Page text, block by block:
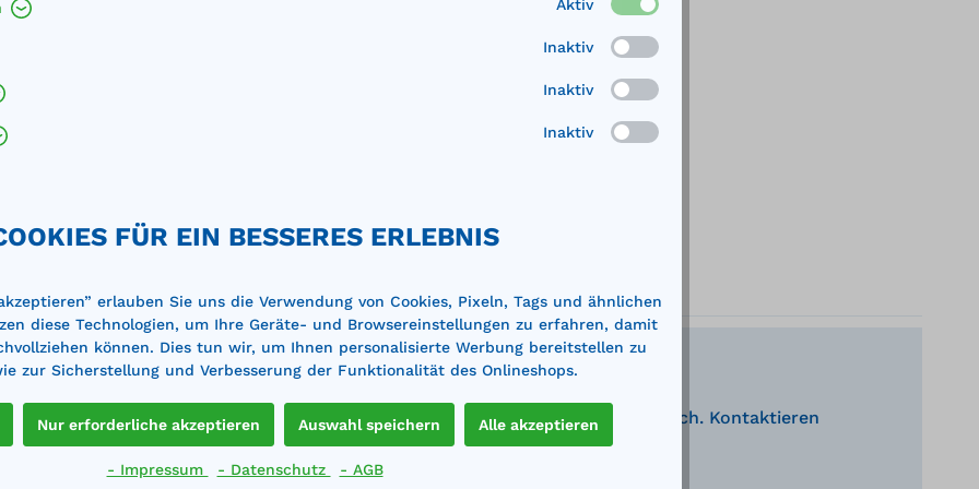
sind wir Ihnen bei der Planung und Auswahl der passenden Produkte behilflich. Kontaktieren
Sie uns für eine kostenlose Beratung.
Aktiv
Inaktiv
Inaktiv
Inaktiv
FÜR EIN BESSERES ERLEBNIS
erlauben Sie uns die Verwendung von Cookies, Pixeln, Tags und ähnlichen
diese Technologien, um Ihre Geräte- und Browsereinstellungen zu erfahren, damit
können. Dies tun wir, um Ihnen personalisierte Werbung bereitstellen zu
zur Sicherstellung und Verbesserung der Funktionalität des Onlineshops.
Nur erforderliche akzeptieren Auswahl speichern Alle akzeptieren
- Impressum - Datenschutz - AGB